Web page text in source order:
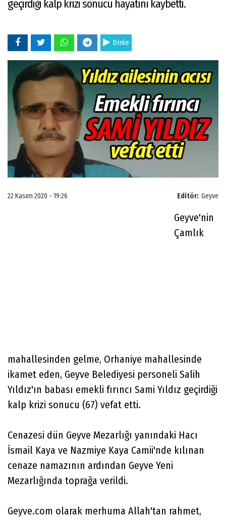
geçirdiği kalp krizi sonucu hayatını kaybetti.
Dinle
Editör: Geyve
22 Kasım 2020 - 19:26
Geyve'nin
Çamlık
mahallesinden gelme, Orhaniye mahallesinde
ikamet eden, Geyve Belediyesi personeli Salih
Yıldız'ın babası emekli fırıncı Sami Yıldız geçirdiği
kalp krizi sonucu (67) vefat etti.
Cenazesi dün Geyve Mezarlığı yanındaki Hacı
İsmail Kaya ve Nazmiye Kaya Camii'nde kılınan
cenaze namazının ardından Geyve Yeni
Mezarlığında toprağa verildi.
Geyve.com olarak merhuma Allah'tan rahmet,